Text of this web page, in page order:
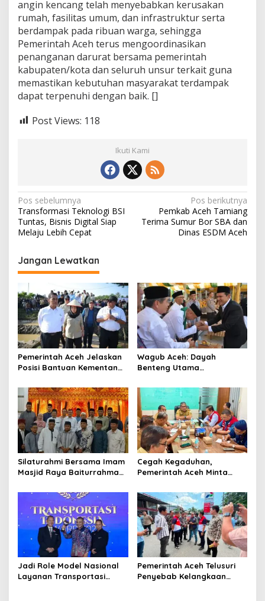
angin kencang telah menyebabkan kerusakan
rumah, fasilitas umum, dan infrastruktur serta
berdampak pada ribuan warga, sehingga
Pemerintah Aceh terus mengoordinasikan
penanganan darurat bersama pemerintah
kabupaten/kota dan seluruh unsur terkait guna
memastikan kebutuhan masyarakat terdampak
dapat terpenuhi dengan baik. []
Post Views: 118
Ikuti Kami
N
a
v
i
g
a
s
i
p
o
s
Pos sebelumnya
Transformasi Teknologi BSI
Tuntas, Bisnis Digital Siap
Melaju Lebih Cepat
Pos berikutnya
Pemkab Aceh Tamiang
Terima Sumur Bor SBA dan
Dinas ESDM Aceh
Jangan Lewatkan
Pemerintah Aceh Jelaskan
Posisi Bantuan Kementan
dan Kebun
‎Wagub Aceh: Dayah
Benteng Utama
Beriman dan Berakhlak
‎Silaturahmi Bersama Imam
Masjid Raya Baiturrahman,
Sinergi dengan Ulama
Cegah Kegaduhan,
Pemerintah Aceh Minta
Pelayanan SPBU
Jadi Role Model Nasional
Layanan Transportasi
Pemerintah Aceh Telusuri
Penyebab Kelangkaan